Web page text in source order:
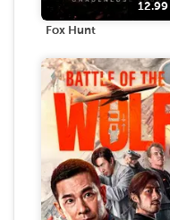
12.99
Fox Hunt